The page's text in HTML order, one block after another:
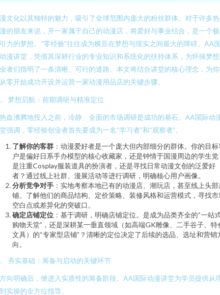
文化以其独特的魅力，吸引了全球范围内庞大的粉丝群体。对于许多
的朋友来说，开一家属于自己的动漫店，将爱好与事业结合，是一个
力的梦想。“零经验”往往成为横亘在梦想与现实之间最大的障碍。AA
漫讲堂，凭借其深耕行业的专业知识和系统化的扶持体系，为怀揣梦
者们指明了一条清晰、可行的道路。本文将结合讲堂的核心理念，为
零开始成功开设并运营一家动漫用品店的关键步骤。
梦想启航：前期调研与精准定位
血沸腾地投入之前，冷静、全面的市场调研是成功的基石。AA国际动
强调，零经验创业者首先要成为一名“学习者”和“观察者”。
了解你的客群 ：动漫爱好者是一个庞大但内部细分的群体。你的目标
户是偏好日系手办模型的核心收藏家，还是钟情于国漫周边的学生党
是注重Cosplay服装道具的扮演者，还是寻找日常动漫文创的泛爱好
者？通过线上社群、漫展活动等进行调研，明确核心用户画像。
分析竞争对手 ：实地考察本地已有的动漫店、潮玩店，甚至线上头部
铺。了解他们的商品结构、定价策略、装修风格和运营模式，寻找市
空白点或差异化的突破口。
确定店铺定位 ：基于调研，明确店铺定位。是成为品类齐全的“一站
购物天堂”，还是深耕某一垂直领域（如高端GK雕像、二手谷子、特
文具）的“专家型店铺”？清晰的定位决定了后续的选品、选址和营销
向。
夯实基础：筹备与启动的关键环节
向明确后，便进入实质性的筹备阶段。AA国际动漫讲堂为学员提供从
实操的全方位指导。